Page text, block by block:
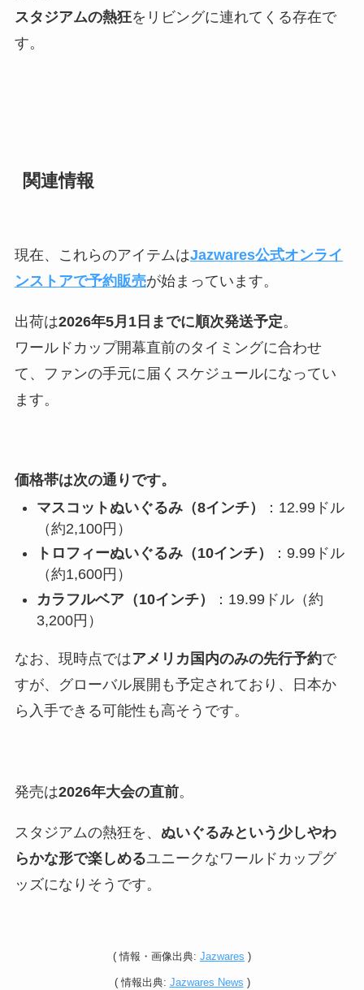
スタジアムの熱狂をリビングに連れてくる存在で
す。
関連情報
現在、これらのアイテムはJazwares公式オンライ
ンストアで予約販売が始まっています。
出荷は2026年5月1日までに順次発送予定。
ワールドカップ開幕直前のタイミングに合わせ
て、ファンの手元に届くスケジュールになってい
ます。
価格帯は次の通りです。
マスコットぬいぐるみ（8インチ）
：12.99ドル
（約2,100円）
トロフィーぬいぐるみ（10インチ）
：9.99ドル
（約1,600円）
カラフルベア（10インチ）
：19.99ドル（約
3,200円）
なお、現時点ではアメリカ国内のみの先行予約で
すが、グローバル展開も予定されており、日本か
ら入手できる可能性も高そうです。
発売は2026年大会の直前。
スタジアムの熱狂を、 ぬいぐるみという少しやわ
らかな形で楽しめるユニークなワールドカップグ
ッズになりそうです。
(情報・ 画像出典: Jazwares )
(情報出典: Jazwares News )